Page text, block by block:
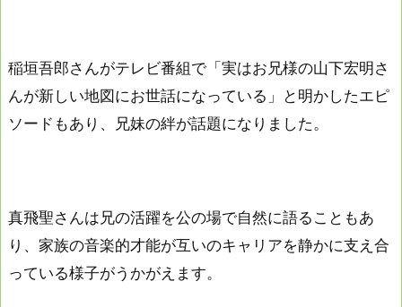
稲垣吾郎さんがテレビ番組で「実はお兄様の山下宏明さ
んが新しい地図にお世話になっている」と明かしたエピ
ソードもあり、兄妹の絆が話題になりました。
真飛聖さんは兄の活躍を公の場で自然に語ることもあ
り、家族の音楽的才能が互いのキャリアを静かに支え合
っている様子がうかがえます。